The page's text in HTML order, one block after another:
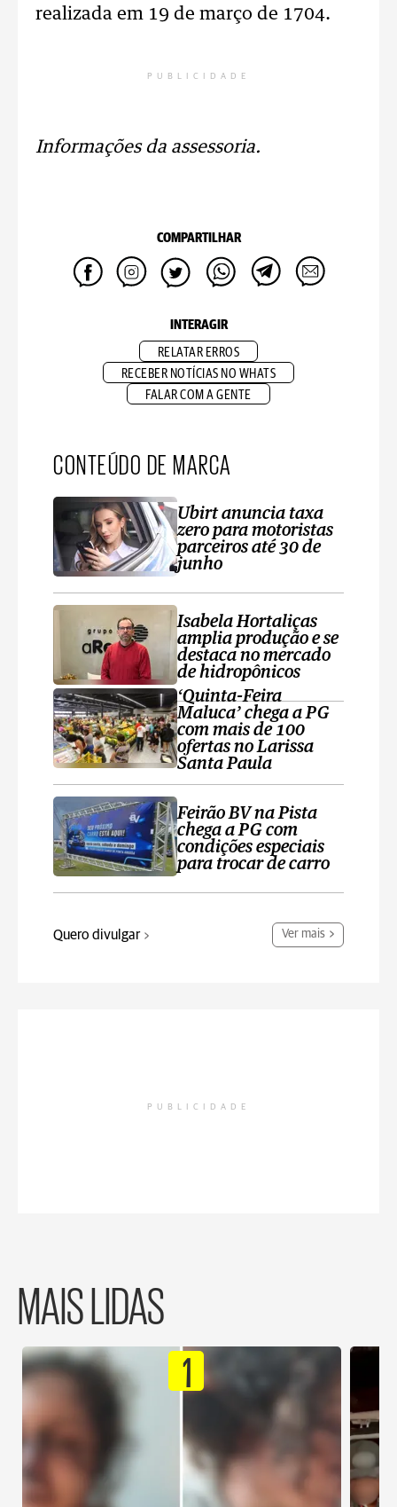
realizada em 19 de março de 1704.
PUBLICIDADE
Informações da assessoria.
COMPARTILHAR
INTERAGIR
RELATAR ERROS
RECEBER NOTÍCIAS NO WHATS
FALAR COM A GENTE
CONTEÚDO DE MARCA
Ubirt anuncia taxa
zero para motoristas
parceiros até 30 de
junho
Isabela Hortaliças
amplia produção e se
destaca no mercado
de hidropônicos
‘Quinta-Feira
Maluca’ chega a PG
com mais de 100
ofertas no Larissa
Santa Paula
Feirão BV na Pista
chega a PG com
condições especiais
para trocar de carro
Quero divulgar Ver mais
PUBLICIDADE
MAIS LIDAS
1